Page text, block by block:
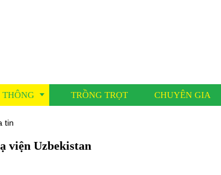
THÔNG
tin
TRỒNG TRỌT CHUYÊN GIA
tin
viện Uzbekistan